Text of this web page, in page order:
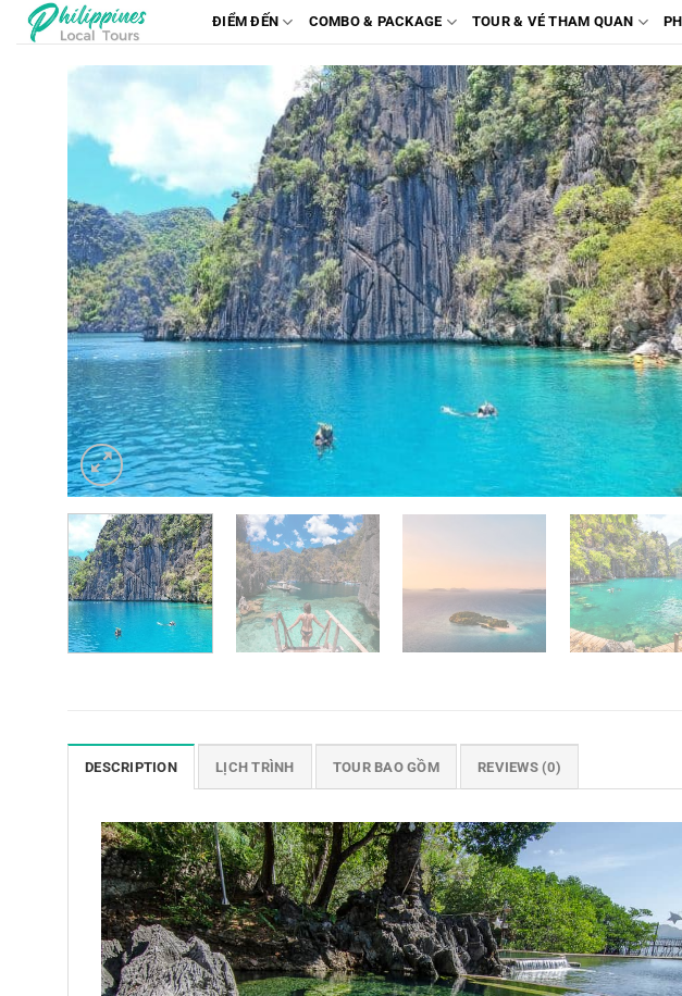
Chuyển
đến
ĐIỂM ĐẾN COMBO & PACKAGE TOUR & VÉ THAM QUAN
DESCRIPTION LỊCH TRÌNH TOUR BAO GỒM REVIEWS (0)